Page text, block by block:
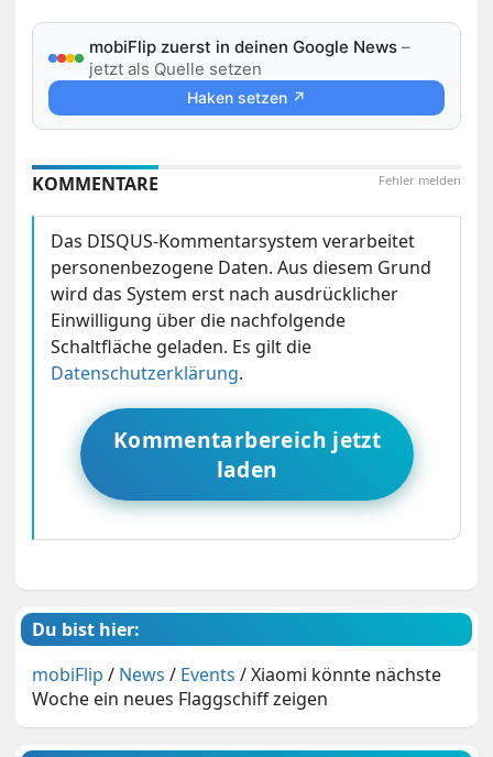
mobiFlip zuerst in deinen Google News –
jetzt als Quelle setzen
Haken setzen ↗
Fehler melden
KOMMENTARE
Das DISQUS-Kommentarsystem verarbeitet
personenbezogene Daten. Aus diesem Grund
wird das System erst nach ausdrücklicher
Einwilligung über die nachfolgende
Schaltfläche geladen. Es gilt die
Datenschutzerklärung.
Kommentarbereich jetzt
laden
Du bist hier:
mobiFlip / News / Events /Xiaomi könnte nächste
Woche ein neues Flaggschiff zeigen